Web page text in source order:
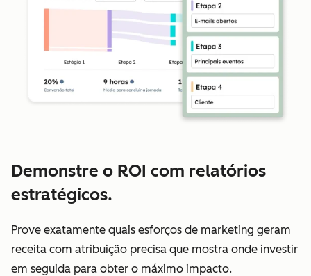
Demonstre o ROI com relatórios
estratégicos.
Prove exatamente quais esforços de marketing geram
receita com atribuição precisa que mostra onde investir
em seguida para obter o máximo impacto.